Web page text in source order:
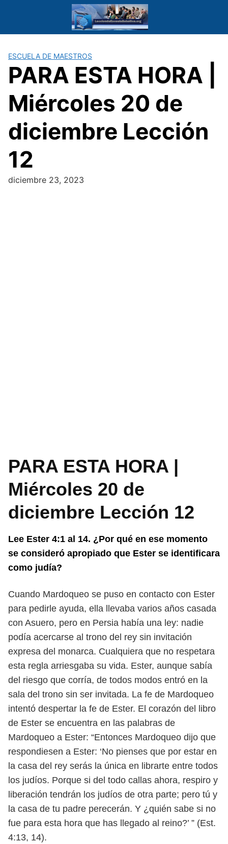
ESCUELA DE MAESTROS
PARA ESTA HORA |
Miércoles 20 de
diciembre Lección
12
diciembre 23, 2023
PARA ESTA HORA |
Miércoles 20 de
diciembre Lección 12
Lee Ester 4:1 al 14. ¿Por qué en ese momento
se consideró apropiado que Ester se identificara
como judía?
Cuando Mardoqueo se puso en contacto con Ester
para pedirle ayuda, ella
llevaba varios años casada
con Asuero, pero en Persia había una ley: nadie
podía acercarse al trono del rey sin invitación
expresa del monarca. Cualquiera que no respetara
esta regla arriesgaba su vida. Ester, aunque sabía
del riesgo que corría, de todos modos entró en la
sala del trono sin ser invitada. La fe de Mardoqueo
intentó despertar la fe de Ester. El corazón del libro
de Ester se encuentra en las palabras de
Mardoqueo a Ester: “Entonces Mardoqueo dijo que
respondiesen a Ester: ‘No pienses que por estar en
la casa del rey serás la única en librarte entre todos
los judíos. Porque si del todo callas ahora, respiro y
liberación tendrán los judíos de otra parte; pero tú y
la casa de tu padre perecerán. Y ¿quién sabe si no
fue para esta hora que has llegado al reino?’ ” (Est.
4:13, 14).